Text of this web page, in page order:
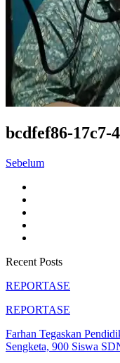
bcdfef86-17c7-
Sebelum
Recent Posts
REPORTASE
REPORTASE
Farhan Tegaskan
Sengketa, 900 Siswa